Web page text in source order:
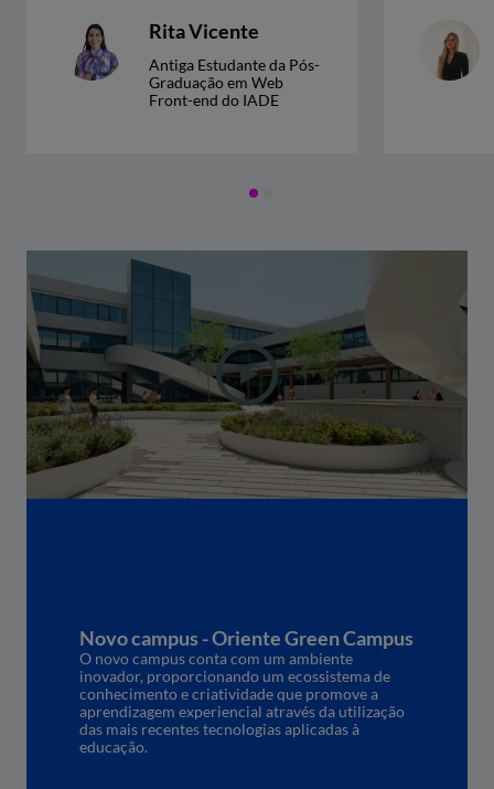
Rita Vicente
Antiga Estudante da Pós-
Graduação em Web
Front-end do IADE
Novo campus - Oriente Green Campus
O novo campus conta com um ambiente
inovador, proporcionando um ecossistema de
conhecimento e criatividade que promove a
aprendizagem experiencial através da utilização
das mais recentes tecnologias aplicadas à
educação.